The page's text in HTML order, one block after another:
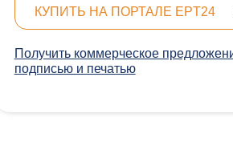
КУПИТЬ НА ПОРТАЛЕ EPT24
Получить коммерческое
подписью и печатью